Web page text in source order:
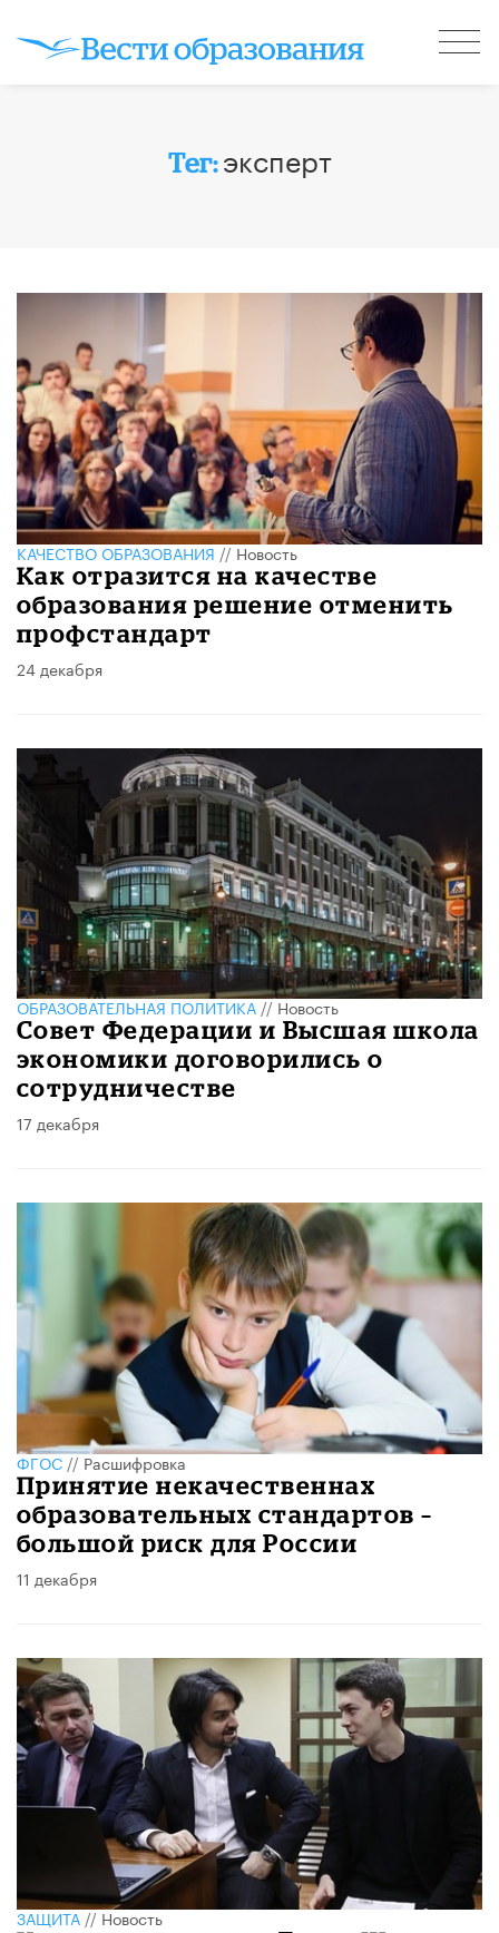
Тег:эксперт
КАЧЕСТВО ОБРАЗОВАНИЯ//Новость
Как отразится на качестве
образования решение отменить
профстандарт
24 декабря
ОБРАЗОВАТЕЛЬНАЯ ПОЛИТИКА//Новость
Совет Федерации и Высшая школа
экономики договорились о
сотрудничестве
17 декабря
ФГОС//Расшифровка
Принятие некачественнах
образовательных стандартов –
большой риск для России
11 декабря
ЗАЩИТА//Новость